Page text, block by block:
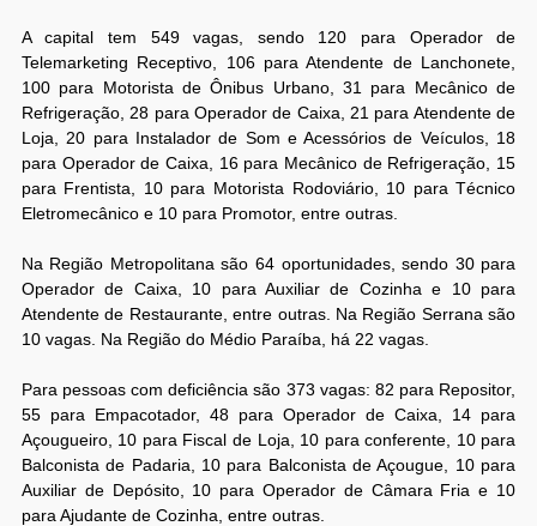
A capital tem 549 vagas, sendo 120 para Operador de
Telemarketing Receptivo, 106 para Atendente de Lanchonete,
100 para Motorista de Ônibus Urbano, 31 para Mecânico de
Refrigeração, 28 para Operador de Caixa, 21 para Atendente de
Loja, 20 para Instalador de Som e Acessórios de Veículos, 18
para Operador de Caixa, 16 para Mecânico de Refrigeração, 15
para Frentista, 10 para Motorista Rodoviário, 10 para Técnico
Eletromecânico e 10 para Promotor, entre outras.
Na Região Metropolitana são 64 oportunidades, sendo 30 para
Operador de Caixa, 10 para Auxiliar de Cozinha e 10 para
Atendente de Restaurante, entre outras. Na Região Serrana são
10 vagas. Na Região do Médio Paraíba, há 22 vagas.
Para pessoas com deficiência são 373 vagas: 82 para Repositor,
55 para Empacotador, 48 para Operador de Caixa, 14 para
Açougueiro, 10 para Fiscal de Loja, 10 para conferente, 10 para
Balconista de Padaria, 10 para Balconista de Açougue, 10 para
Auxiliar de Depósito, 10 para Operador de Câmara Fria e 10
para Ajudante de Cozinha, entre outras.